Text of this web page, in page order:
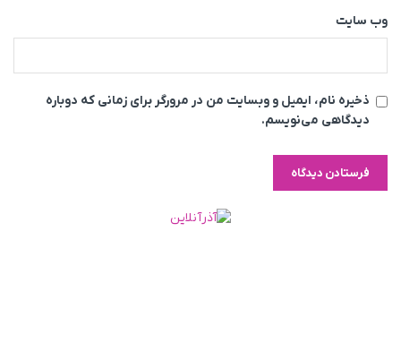
وب‌ سایت
ذخیره نام، ایمیل و وبسایت من در مرورگر برای زمانی که دوباره
دیدگاهی می‌نویسم.